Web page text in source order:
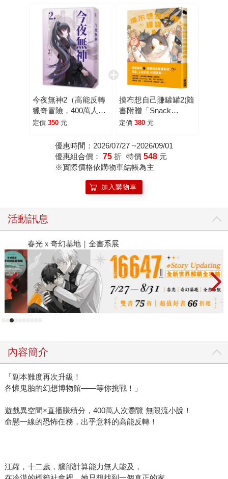
今夜無神2（高能反轉
獵奇冒險，400萬人大
呼過癮的無限流小
定價 350 元
摸布想自己賺罐罐2(隨
書附贈「Snack
Time」海報)
定價 380 元
優惠時間：2026/07/27 ~2026/09/01
優惠組合價： 75 折 特價 548 元
※實際價格依購物車結帳為主
加入購物車
活動訊息
春光ｘ奇幻基地｜全書系展
內容簡介
「副本難度再次升級！
各懷鬼胎的幻想博物館——等你挑戰！」
遊戲異空間×直播賺積分，400萬人次瀏覽 無限流小說！
命懸一線的恐怖任務，出乎意料的高能反轉！
江蘿，十二歲，腦部計算能力無人能及，